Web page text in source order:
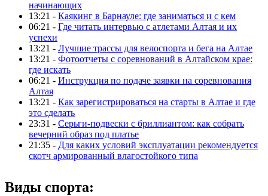
начинающих
13:21 - Каякинг в Барнауле: где заниматься и с кем
06:21 - Где читать интервью с атлетами Алтая и их
успехи
13:21 - Лучшие трассы для велоспорта и бега на Алтае
13:21 - Фотоотчеты с соревнований в Алтайском крае:
где искать
06:21 - Инструкция по подаче заявки на соревнования
Алтая
13:21 - Как зарегистрироваться на старты в Алтае и где
это сделать
23:31 - Серьги-подвески с бриллиантом: как собрать
вечерний образ под платье
21:35 - Для каких условий эксплуатации рекомендуется
скотч армированный влагостойкого типа
Виды спорта: